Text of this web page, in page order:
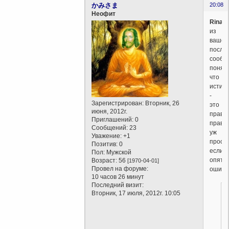
20:08
かみさま
Неофит
Зарегистрирован: Вторник, 26
июня, 2012г.
Приглашений: 0
Сообщений: 23
Уважение: +1
Позитив: 0
Пол: Мужской
Возраст: 56[1970-04-01]
Провел на форуме:
10 часов 26 минут
Последний визит:
Вторник, 17 июля, 2012г. 10:05
из
понял,
что
-
это
уж
если
опять